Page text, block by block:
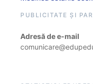
PUBLICITATE ȘI
Adresă de e-mail